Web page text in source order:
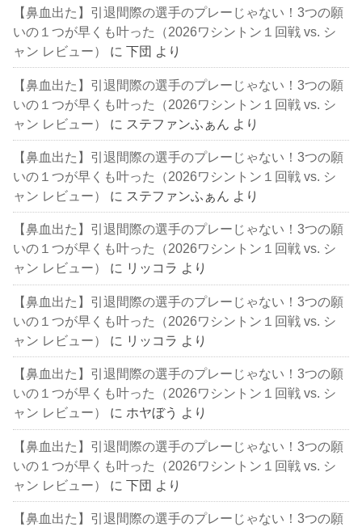
【鼻血出た】引退間際の選手のプレーじゃない！3つの願
いの１つが早くも叶った（2026ワシントン１回戦 vs. シ
ャン レビュー）
に下団 より
【鼻血出た】引退間際の選手のプレーじゃない！3つの願
いの１つが早くも叶った（2026ワシントン１回戦 vs. シ
ャン レビュー）
に ステファンふぁん より
【鼻血出た】引退間際の選手のプレーじゃない！3つの願
いの１つが早くも叶った（2026ワシントン１回戦 vs. シ
ャン レビュー）
に ステファンふぁん より
【鼻血出た】引退間際の選手のプレーじゃない！3つの願
いの１つが早くも叶った（2026ワシントン１回戦 vs. シ
ャン レビュー）
に リッコラ より
【鼻血出た】引退間際の選手のプレーじゃない！3つの願
いの１つが早くも叶った（2026ワシントン１回戦 vs. シ
ャン レビュー）
に リッコラ より
【鼻血出た】引退間際の選手のプレーじゃない！3つの願
いの１つが早くも叶った（2026ワシントン１回戦 vs. シ
ャン レビュー）
に ホヤぼう より
【鼻血出た】引退間際の選手のプレーじゃない！3つの願
いの１つが早くも叶った（2026ワシントン１回戦 vs. シ
ャン レビュー）
に下団 より
【鼻血出た】引退間際の選手のプレーじゃない！3つの願